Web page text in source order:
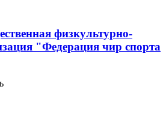
физкультурно-
"Федерация чир спорта